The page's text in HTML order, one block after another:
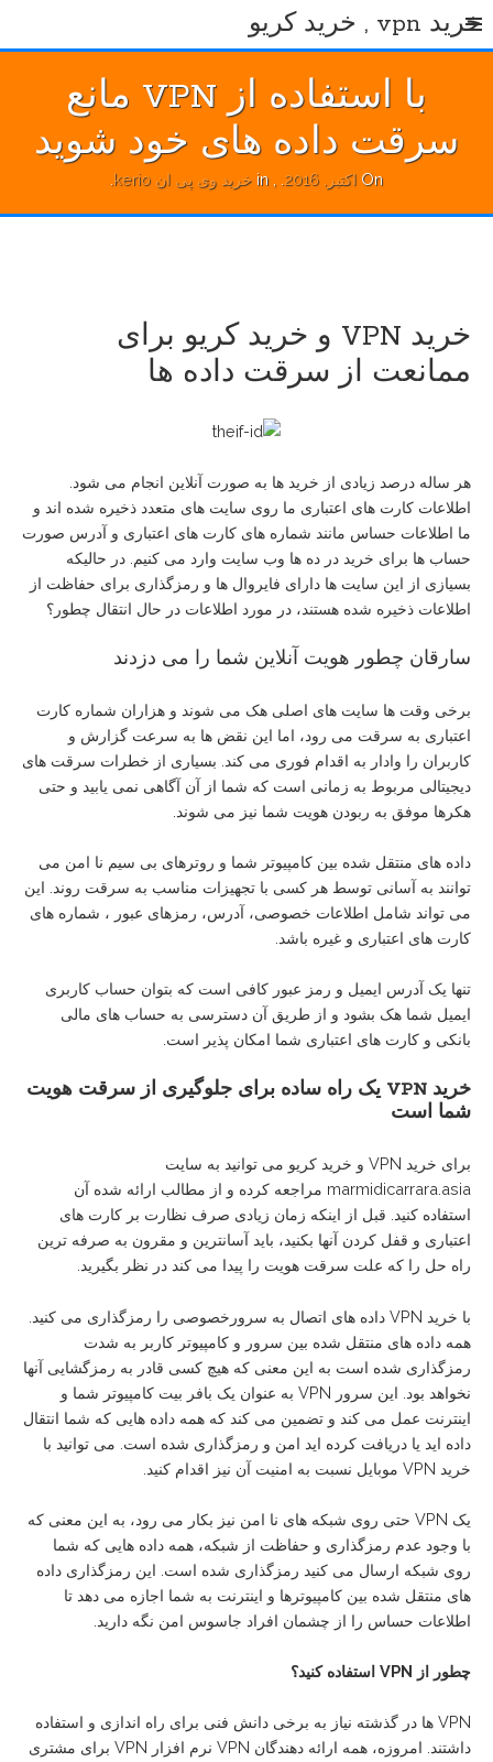
toخرید vpn , خرید کریو
با استفاده از VPN مانع
سرقت داده های خود شوید
On اکتبر, 2016 خرید وی پی ان kerio
خرید VPN و خرید کریو برای
ممانعت از سرقت داده ها
هر ساله درصد زیادی از خرید ها به صورت آنلاین انجام می شود.
اطلاعات کارت های اعتباری ما روی سایت های متعدد ذخیره شده اند و
ما اطلاعات حساس مانند شماره های کارت های اعتباری و آدرس صورت
حساب ها برای خرید در ده ها وب سایت وارد می کنیم. در حالیکه
بسیازی از این سایت ها دارای فایروال ها و رمزگذاری برای حفاظت از
اطلاعات ذخیره شده هستند، در مورد اطلاعات در حال انتقال چطور؟
سارقان چطور هویت آنلاین شما را می دزدند
برخی وقت ها سایت های اصلی هک می شوند و هزاران شماره کارت
اعتباری به سرقت می رود، اما این نقض ها به سرعت گزارش و
کاربران را وادار به اقدام فوری می کند. بسیاری از خطرات سرقت های
دیجیتالی مربوط به زمانی است که شما از آن آگاهی نمی یابید و حتی
هکرها موفق به ربودن هویت شما نیز می شوند.
داده های منتقل شده بین کامپیوتر شما و روترهای بی سیم نا امن می
توانند به آسانی توسط هر کسی با تجهیزات مناسب به سرقت روند. این
می تواند شامل اطلاعات خصوصی، آدرس، رمزهای عبور ، شماره های
کارت های اعتباری و غیره باشد.
تنها یک آدرس ایمیل و رمز عبور کافی است که بتوان حساب کاربری
ایمیل شما هک بشود و از طریق آن دسترسی به حساب های مالی
بانکی و کارت های اعتباری شما امکان پذیر است.
خرید VPN یک راه ساده برای جلوگیری از سرقت هویت
شما است
برای خرید VPN و خرید کریو می توانید به سایت
marmidicarrara.asia مراجعه کرده و از مطالب ارائه شده آن
استفاده کنید. قبل از اینکه زمان زیادی صرف نظارت بر کارت های
اعتباری و قفل کردن آنها بکنید، باید آسانترین و مقرون به صرفه ترین
راه حل را که علت سرقت هویت را پیدا می کند در نظر بگیرید.
با خرید VPN داده های اتصال به سرورخصوصی را رمزگذاری می کنید.
همه داده های منتقل شده بین سرور و کامپیوتر کاربر به شدت
رمزگذاری شده است به این معنی که هیچ کسی قادر به رمزگشایی آنها
نخواهد بود. این سرور VPN به عنوان یک بافر بیت کامپیوتر شما و
اینترنت عمل می کند و تضمین می کند که همه داده هایی که شما انتقال
داده اید یا دریافت کرده اید امن و رمزگذاری شده است. می توانید با
خرید VPN موبایل نسبت به امنیت آن نیز اقدام کنید.
یک VPN حتی روی شبکه های نا امن نیز بکار می رود، به این معنی که
با وجود عدم رمزگذاری و حفاظت از شبکه، همه داده هایی که شما
روی شبکه ارسال می کنید رمزگذاری شده است. این رمزگذاری داده
های منتقل شده بین کامپیوترها و اینترنت به شما اجازه می دهد تا
اطلاعات حساس را از چشمان افراد جاسوس امن نگه دارید.
چطور از VPN استفاده کنید؟
VPN ها در گذشته نیاز به برخی دانش فنی برای راه اندازی و استفاده
داشتند. امروزه، همه ارائه دهندگان VPN نرم افزار VPN برای مشتری